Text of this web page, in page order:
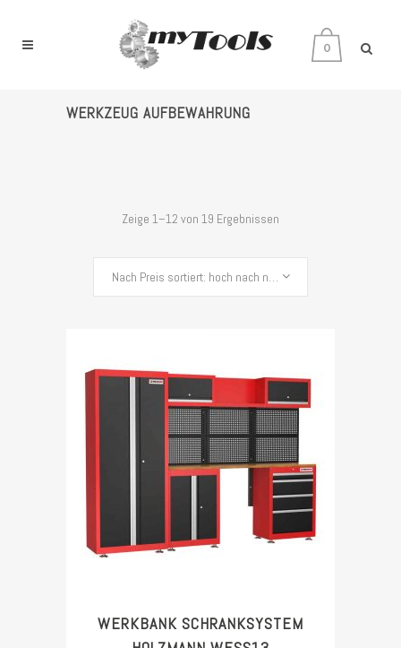
0
WERKZEUG AUFBEWAHRUNG
Zeige 1–12 von 19 Ergebnissen
Nach Preis sortiert: hoch nach niedrig
WERKBANK SCHRANKSYSTEM